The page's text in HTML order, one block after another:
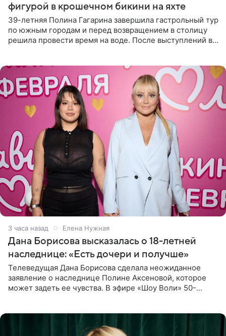
фигурой в крошечном бикини на яхте
39-летняя Полина Гагарина завершила гастрольный тур
по южным городам и перед возвращением в столицу
решила провести время на воде. После выступлений в
3 часа назад Елена Нужная
Дана Борисова высказалась о 18-летней
наследнице: «Есть дочери и получше»
Телеведущая Дана Борисова сделала неожиданное
заявление о наследнице Полине Аксеновой, которое
может задеть ее чувства. В эфире «Шоу Воли» 50-